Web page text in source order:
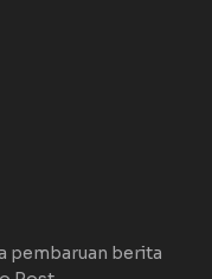
pembaruan berita